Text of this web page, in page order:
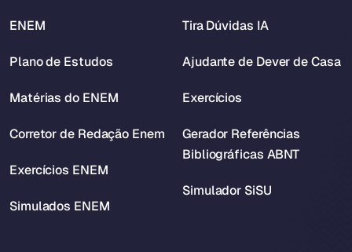
ENEM
Plano de Estudos
Matérias do ENEM
Corretor de Redação Enem
Exercícios ENEM
Simulados ENEM
Tira Dúvidas IA
Ajudante de Dever de Casa
Exercícios
Gerador Referências
Bibliográficas ABNT
Simulador SiSU